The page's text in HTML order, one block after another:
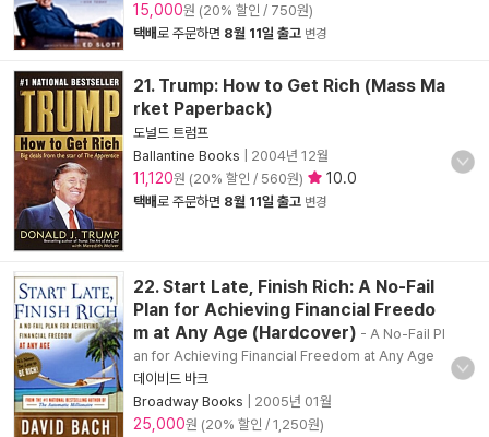
15,000원 (20% 할인 / 750원)
택배로 주문하면 8월 11일 출고 변경
21. Trump: How to Get Rich (Mass Ma
rket Paperback)
도널드 트럼프
Ballantine Books
2004년 12월
11,120원 (20% 할인 / 560원) 10.0
택배로 주문하면 8월 11일 출고 변경
22. Start Late, Finish Rich: A No-Fail
Plan for Achieving Financial Freedo
m at Any Age (Hardcover) - A No-Fail Pl
an for Achieving Financial Freedom at Any Age
데이비드 바크
Broadway Books
2005년 01월
25,000원 (20% 할인 / 1,250원)